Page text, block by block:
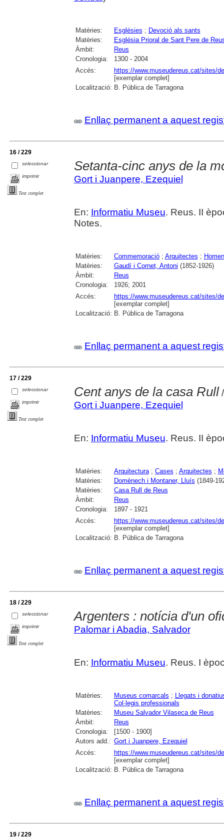
Matèries: Esglésies ; Devoció als sants
Matèries:
Església Prioral de Sant Pere de
Àmbit:
Reus
Cronologia:
1300 - 2004
Accés:
https://www.museudereus.cat/sites/
[exemplar complet]
Localització: B. Pública de Tarragona
Enllaç permanent a aquest
16 / 229
seleccionar
imprimir
Text complet
Setanta-cinc anys de la
Gort i Juanpere, Ezequiel
En: Informatiu Museu. Reus. II
Notes.
Matèries: Commemoració; Arquitectes ;
Matèries:
Gaudí i Cornet, Antoni (1852-1926)
Àmbit:
Reus
Cronologia:
1926; 2001
Accés:
https://www.museudereus.cat/sites/
[exemplar complet]
Localització: B. Pública de Tarragona
Enllaç permanent a aquest
17 / 229
seleccionar
imprimir
Text complet
Cent anys de la casa Rull/
Gort i Juanpere, Ezequiel
En: Informatiu Museu. Reus. II
Matèries: Arquitectura; Cases ; Arquitectes ;
Matèries:
Domènech i Montaner, Lluís (1849-
Matèries:
Casa Rull de Reus
Àmbit:
Reus
Cronologia:
1897 - 1921
Accés:
https://www.museudereus.cat/sites/
[exemplar complet]
Localització: B. Pública de Tarragona
Enllaç permanent a aquest
18 / 229
seleccionar
imprimir
Text complet
Argenters : notícia d'un
Palomar i Abadia, Salvador
En: Informatiu Museu. Reus. I
Matèries: Museus comarcals ; Llegats i
Col·legis professionals
Matèries:
Museu Salvador Vilaseca de Reus
Àmbit:
Reus
Cronologia:
[1500 - 1900]
Autors add.: Gort i Juanpere, Ezequiel
Accés:
https://www.museudereus.cat/sites/
[exemplar complet]
Localització: B. Pública de Tarragona
Enllaç permanent a aquest
19 / 229